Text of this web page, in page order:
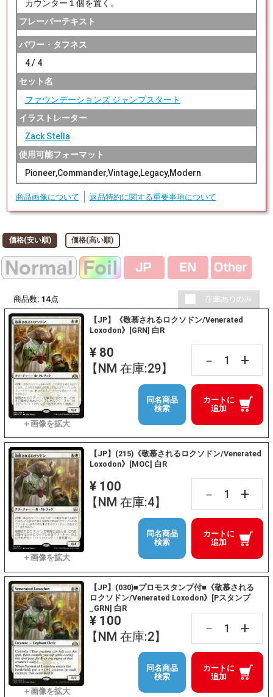
カウンター１個を置く。
フレーバーテキスト
パワー・タフネス
4 / 4
セット名
ファウンデーションズ ジャンプスタート
イラストレーター
Zack Stella
使用可能フォーマット
Pioneer,Commander,Vintage,Legacy,Modern
商品画像について 返品特約に関する重要事項について
価格(安い順) 価格(高い順)
商品数: 14点
【JP】《敬慕されるロクソドン/Venerated
Loxodon》[GRN] 白R
¥ 80
【NM 在庫:29】
－ +
カートに
追加
同名商品
検索
【JP】(215)《敬慕されるロクソドン/Venerated
Loxodon》[MOC] 白R
¥ 100
【NM 在庫:4】
－ +
カートに
追加
同名商品
検索
【JP】(030)■プロモスタンプ付■《敬慕される
ロクソドン/Venerated Loxodon》[Pスタンプ
_GRN] 白R
¥ 100
【NM 在庫:2】
－ +
カートに
追加
同名商品
検索